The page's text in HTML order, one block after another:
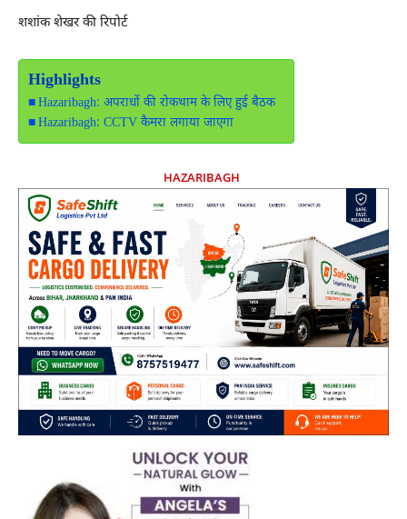
शशांक शेखर की रिपोर्ट
Highlights
Hazaribagh: अपराधों की रोकथाम के लिए हुई बैठक
Hazaribagh: CCTV कैमरा लगाया जाएगा
HAZARIBAGH